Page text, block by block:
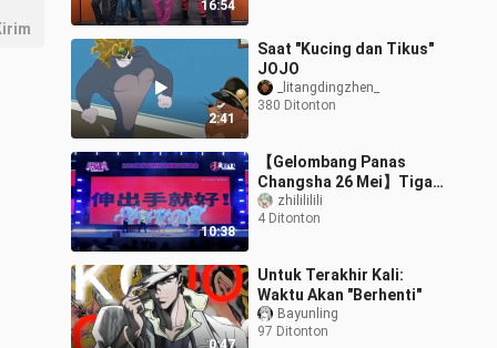
16:54
2:41
Saat "Kucing dan Tikus"
JOJO
_litangdingzhen_
380 Ditonton
10:38
【Gelombang Panas
Changsha 26 Mei】Tiga
kali berturut-turut di WS
yang setara dengan
zhilililili
4 Ditonton
Untuk Terakhir Kali:
Waktu Akan "Berhenti"
Bayunling
97 Ditonton